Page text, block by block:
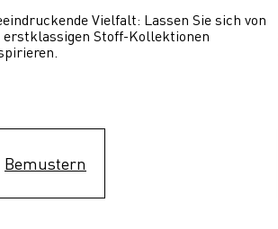
Vielfalt: Lassen Sie sich von
erstklassigen Stoff-Kollektionen
Bemustern